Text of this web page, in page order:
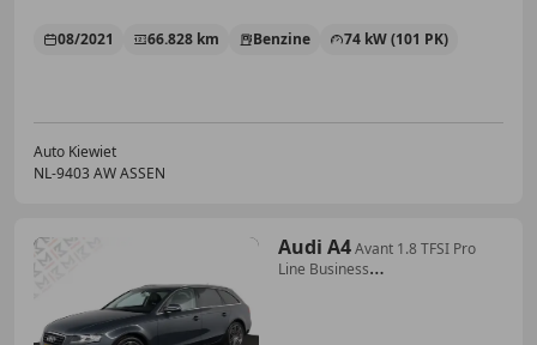
08/2021 66.828 km Benzine 74 kW (101 PK)
Auto Kiewiet
NL-9403 AW ASSEN
Audi A4Avant 1.8 TFSI Pro
Line Business